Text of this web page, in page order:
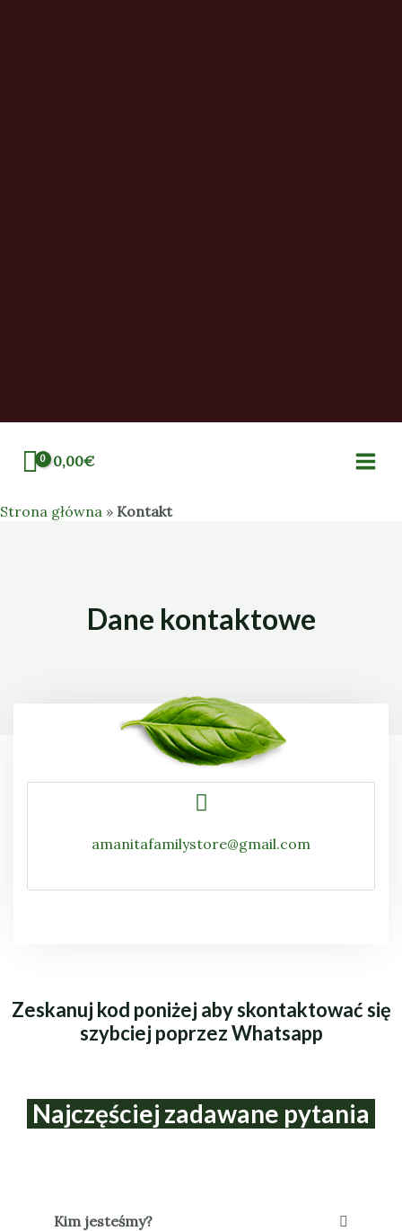
0,00€
Strona główna » Kontakt
Dane kontaktowe
amanitafamilystore@gmail.com
Zeskanuj kod poniżej aby skontaktować się
szybciej poprzez Whatsapp
Najczęściej zadawane pytania
Kim jesteśmy?